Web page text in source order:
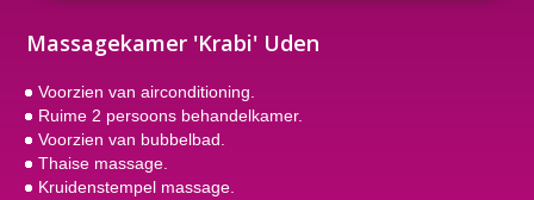
Massagekamer 'Krabi' Uden
Voorzien van airconditioning.
Ruime 2 persoons behandelkamer.
Voorzien van bubbelbad.
Thaise massage.
Kruidenstempel massage.